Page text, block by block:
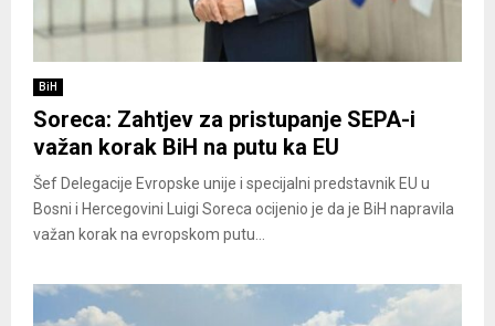
BiH
Soreca: Zahtjev za pristupanje SEPA-i
važan korak BiH na putu ka EU
Šef Delegacije Evropske unije i specijalni predstavnik EU u
Bosni i Hercegovini Luigi Soreca ocijenio je da je BiH napravila
važan korak na evropskom putu...